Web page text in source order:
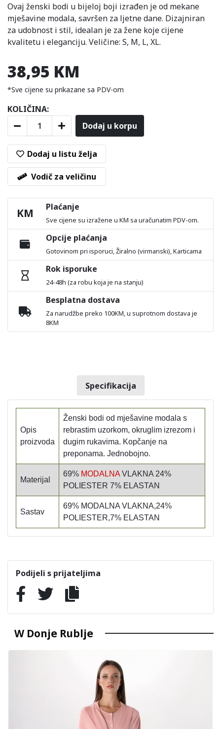
Ovaj ženski bodi u bijeloj boji izrađen je od mekane
mješavine modala, savršen za ljetne dane. Dizajniran
za udobnost i stil, idealan je za žene koje cijene
kvalitetu i eleganciju. Veličine: S, M, L, XL.
38,95 KM
*Sve cijene su prikazane sa PDV-om
KOLIČINA:
Dodaj u korpu
Dodaj u listu želja
Vodič za veličinu
KM Plaćanje
Sve cijene su izražene u KM sa uračunatim PDV-om.
Opcije plaćanja
Gotovinom pri isporuci, Žiralno (virmanski), Karticama
Rok isporuke
24-48h (za robu koja je na stanju)
Besplatna dostava
Za narudžbe preko 100KM, u suprotnom dostava je
8KM
Specifikacija
Opis
proizvoda
Ženski bodi od mješavine modala s
rebrastim uzorkom, okruglim izrezom i
dugim rukavima. Kopčanje na
preponama. Jednobojno.
Materijal
69% MODALNA VLAKNA 24%
POLIESTER 7% ELASTAN
Sastav
69% MODALNA VLAKNA,24%
POLIESTER,7% ELASTAN
Podijeli s prijateljima
W Donje Rublje